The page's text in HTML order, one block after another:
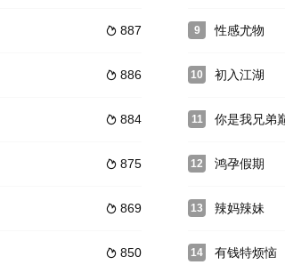
 887
 886
 884
 875
 869
 850
9 性感尤物
10 初入江湖
11 你是我兄弟
12 鸿孕假期
13 辣妈辣妹
14 有钱特烦恼